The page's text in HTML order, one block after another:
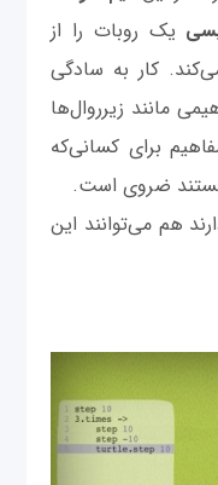
یک روبات را از
کار به سادگی
مانند زیرروال‌ها
برای کسانی‌که
ضروی است.
هم می‌توانند این